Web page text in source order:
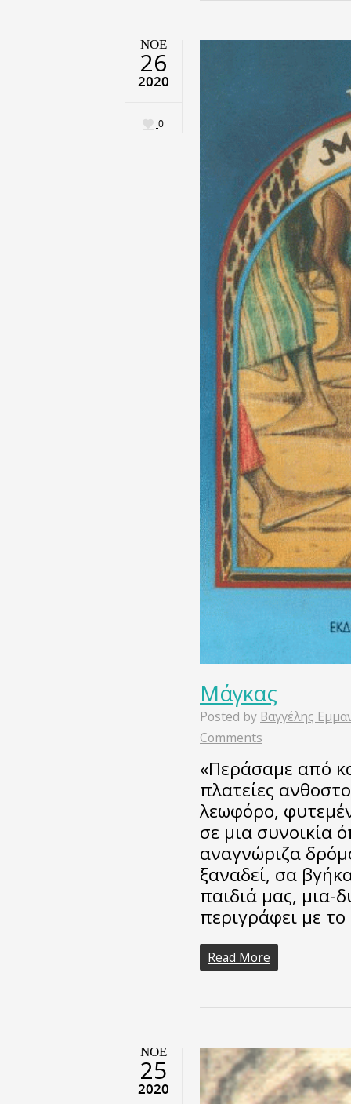
ΝΟΈ
26
2020
0
Μάγκας
Posted by Βαγγέλης
Comments
«Περάσαμε από
πλατείες
λεωφόρο,
σε μια συνοικία
αναγνώριζα
ξαναδεί, σα
παιδιά μας, μια-
περιγράφει με
Read More
ΝΟΈ
25
2020